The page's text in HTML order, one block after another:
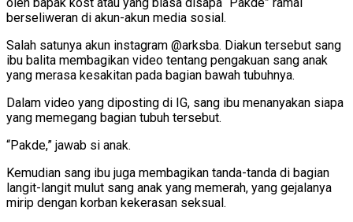
oleh bapak kost atau yang biasa disapa “Pakde” ramai
berseliweran di akun-akun media sosial.
Salah satunya akun instagram @arksba. Diakun tersebut sang
ibu balita membagikan video tentang pengakuan sang anak
yang merasa kesakitan pada bagian bawah tubuhnya.
Dalam video yang diposting di IG, sang ibu menanyakan siapa
yang memegang bagian tubuh tersebut.
“Pakde,” jawab si anak.
Kemudian sang ibu juga membagikan tanda-tanda di bagian
langit-langit mulut sang anak yang memerah, yang gejalanya
mirip dengan korban kekerasan seksual.